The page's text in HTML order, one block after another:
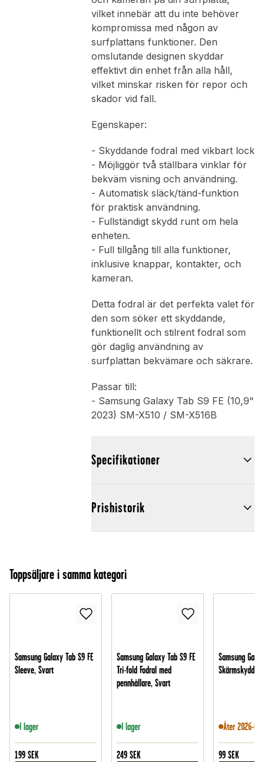
vilket innebär att du inte behöver
kompromissa med någon av
surfplattans funktioner. Den
omslutande designen skyddar
effektivt din enhet från alla håll,
vilket minskar risken för repor och
skador vid fall.
Egenskaper:
- Skyddande fodral med vikbart lock
- Möjliggör två ställbara vinklar för
bekväm visning och användning.
- Automatisk släck/tänd-funktion
för praktisk användning.
- Fullständigt skydd runt om hela
enheten.
- Full tillgång till alla funktioner,
inklusive knappar, kontakter, och
kameran.
Detta fodral är det perfekta valet för
den som söker ett skyddande,
funktionellt och stilrent fodral som
gör daglig användning av
surfplattan bekvämare och säkrare.
Passar till:
- Samsung Galaxy Tab S9 FE (10,9"
2023) SM-X510 / SM-X516B
Specifikationer
Prishistorik
Toppsäljare i samma kategori
Samsung Galaxy Tab S9 FE
Sleeve, Svart
I lager
199 SEK
Samsung Galaxy Tab S9 FE
Tri-fold Fodral med
pennhållare, Svart
I lager
249 SEK
Samsung
Skärmskydd -
Åter 2026-
99 SEK